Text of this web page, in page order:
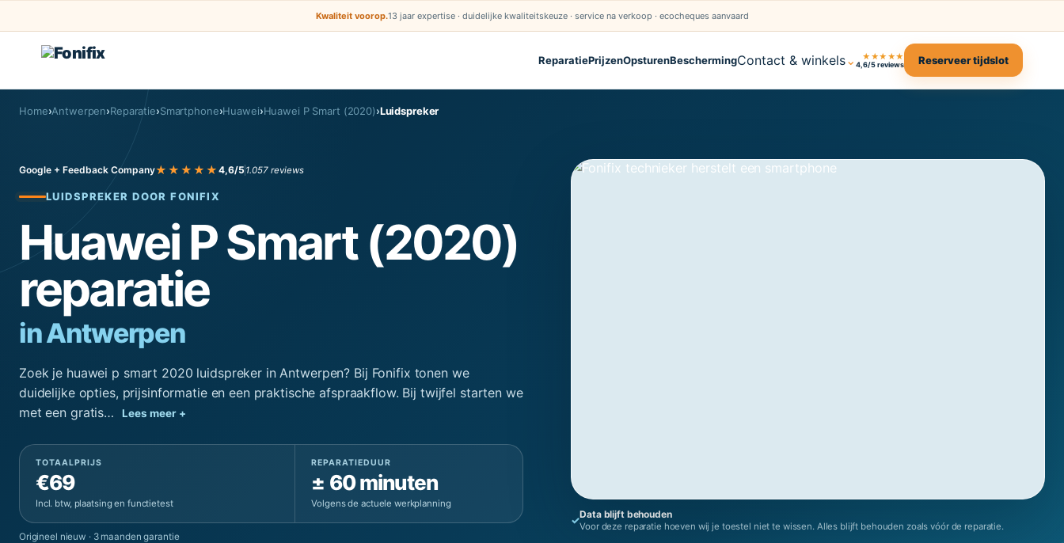
Kwaliteit voorop.13 jaar expertise · duidelijke kwaliteitskeuze · service na verkoop · ecocheques aanvaard
ReparatiePrijzenOpsturenBeschermingContact & winkels⌄ ★★★★★
4,6/5 reviews Reserveer tijdslot
Home›Antwerpen›Reparatie›Smartphone›Huawei›Huawei P Smart (2020)›Luidspreker
Google + Feedback Company★★★★★ 4,6/5 1.057 reviews
LUIDSPREKER DOOR FONIFIX
Huawei P Smart (2020)
reparatie
in Antwerpen
Zoek je huawei p smart 2020 luidspreker in Antwerpen? Bij Fonifix tonen we
duidelijke opties, prijsinformatie en een praktische afspraakflow. Bij twijfel starten we
met een gratis…
Lees meer +
TOTAALPRIJS
€69
Incl. btw, plaatsing en functietest
REPARATIEDUUR
± 60 minuten
Volgens de actuele werkplanning
Origineel nieuw · 3 maanden garantie
✓Data blijft behouden
Voor deze reparatie hoeven wij je toestel niet te wissen. Alles blijft behouden zoals vóór de reparatie.